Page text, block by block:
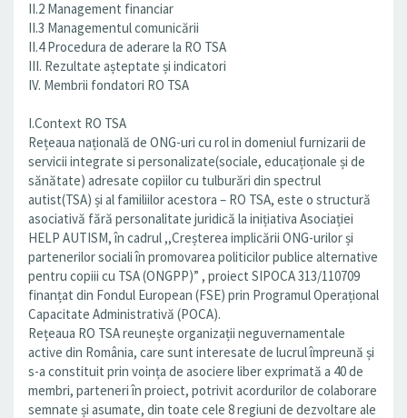
II.2 Management financiar
II.3 Managementul comunicării
II.4 Procedura de aderare la RO TSA
III. Rezultate așteptate și indicatori
IV. Membrii fondatori RO TSA
I.Context RO TSA
Rețeaua națională de ONG-uri cu rol in domeniul furnizarii de
servicii integrate si personalizate(sociale, educaționale și de
sănătate) adresate copiilor cu tulburări din spectrul
autist(TSA) și al familiilor acestora – RO TSA, este o structură
asociativă fără personalitate juridică la inițiativa Asociației
HELP AUTISM, în cadrul ,,Creșterea implicării ONG-urilor și
partenerilor sociali în promovarea politicilor publice alternative
pentru copiii cu TSA (ONGPP)” , proiect SIPOCA 313/110709
finanțat din Fondul European (FSE) prin Programul Operațional
Capacitate Administrativă (POCA).
Rețeaua RO TSA reunește organizații neguvernamentale
active din România, care sunt interesate de lucrul împreună și
s-a constituit prin voința de asociere liber exprimată a 40 de
membri, parteneri în proiect, potrivit acordurilor de colaborare
semnate și asumate, din toate cele 8 regiuni de dezvoltare ale